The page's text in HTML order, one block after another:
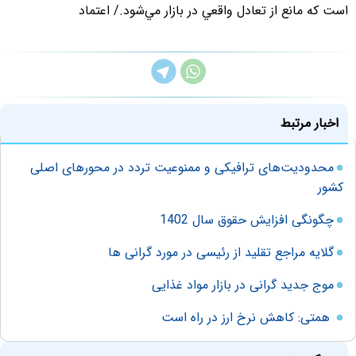
است كه مانع از تعادل واقعي در بازار مي‌شود./ اعتماد
اخبار مرتبط
محدودیت‌های ترافیکی و ممنوعیت تردد در محورهای اصلی
کشور
چگونگی افزایش حقوق‌ سال 1402
گلایه مراجع تقلید از رئیسی در مورد گرانی ها
موج جدید گرانی در بازار مواد غذایی
همتی: کاهش نرخ ارز در راه است